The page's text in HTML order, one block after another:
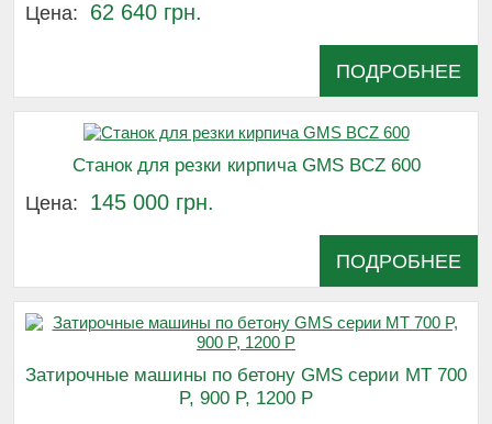
Цена: 62 640 грн.
ПОДРОБНЕЕ
Станок для резки кирпича GMS BCZ 600
Цена: 145 000 грн.
ПОДРОБНЕЕ
Затирочные машины по бетону GMS серии МТ 700
P, 900 P, 1200 P